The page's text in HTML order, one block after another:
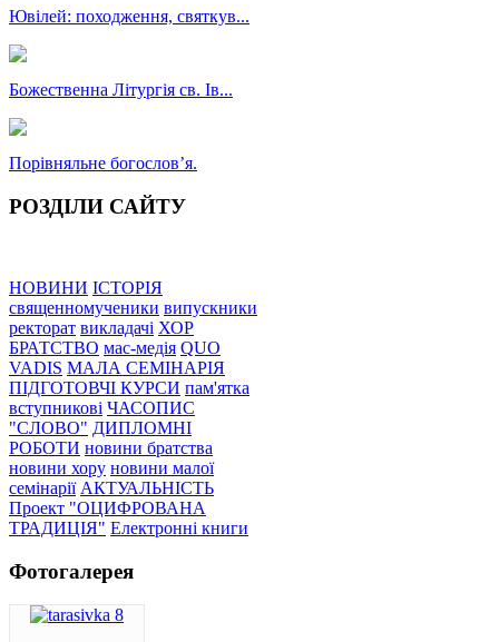
Ювілей: походження, святкув...
Божественна Літургія св. Ів...
Порівняльне богословʼя.
РОЗДІЛИ САЙТУ
НОВИНИ ІСТОРІЯ
священномученики випускники
ректорат викладачі ХОР
БРАТСТВО мас-медія QUO
VADIS МАЛА СЕМІНАРІЯ
ПІДГОТОВЧІ КУРСИ пам'ятка
вступникові ЧАСОПИС
"СЛОВО" ДИПЛОМНІ
РОБОТИ новини братства
новини хору новини малої
семінарії АКТУАЛЬНІСТЬ
Проект "ОЦИФРОВАНА
ТРАДИЦІЯ" Електронні книги
Фотогалерея